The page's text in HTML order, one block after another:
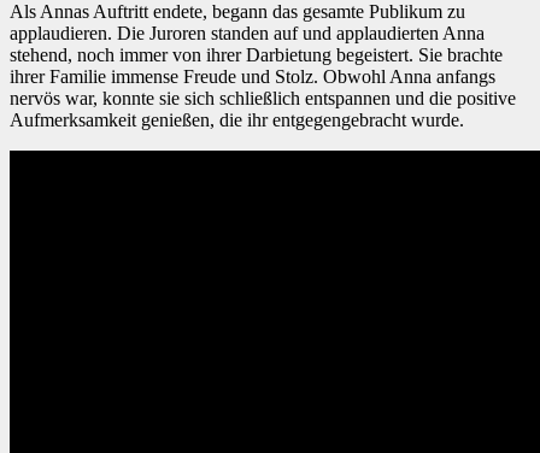
Als Annas Auftritt endete, begann das gesamte Publikum zu
applaudieren. Die Juroren standen auf und applaudierten Anna
stehend, noch immer von ihrer Darbietung begeistert. Sie brachte
ihrer Familie immense Freude und Stolz. Obwohl Anna anfangs
nervös war, konnte sie sich schließlich entspannen und die positive
Aufmerksamkeit genießen, die ihr entgegengebracht wurde.